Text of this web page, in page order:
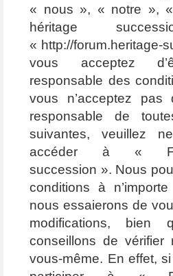
« nous », « notre »,
héritage
« http://forum.heritage-
vous acceptez
responsable des
vous n’acceptez pas
responsable de
suivantes, veuillez
accéder à «
succession ». Nous
conditions à
nous essaierons de
modifications, bien
conseillons de vérifier
vous-même. En effet,